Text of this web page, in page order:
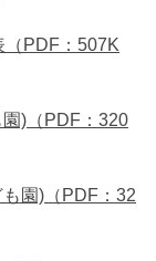
PDF：507K
)（PDF：320
園)（PDF：32